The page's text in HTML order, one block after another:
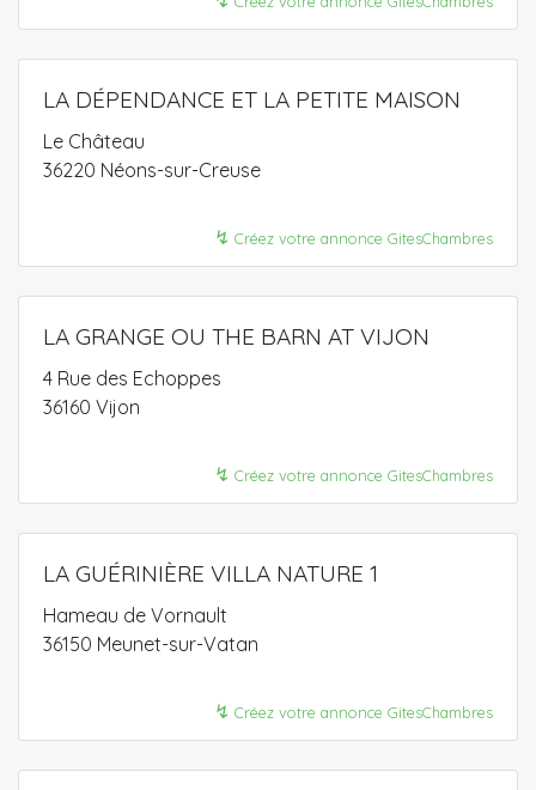
LA DÉPENDANCE ET LA PETITE MAISON
Le Château
36220 Néons-sur-Creuse
↯ Créez votre annonce GitesChambres
LA GRANGE OU THE BARN AT VIJON
4 Rue des Echoppes
36160 Vijon
↯ Créez votre annonce GitesChambres
LA GUÉRINIÈRE VILLA NATURE 1
Hameau de Vornault
36150 Meunet-sur-Vatan
↯ Créez votre annonce GitesChambres